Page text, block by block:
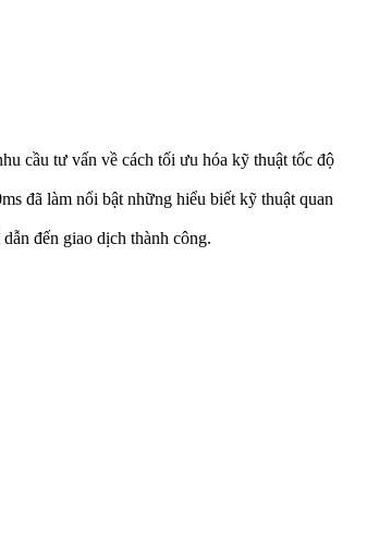
cầu tư vấn về cách tối ưu hóa kỹ thuật tốc độ
đã làm nổi bật những hiểu biết kỹ thuật quan
đến giao dịch thành công.